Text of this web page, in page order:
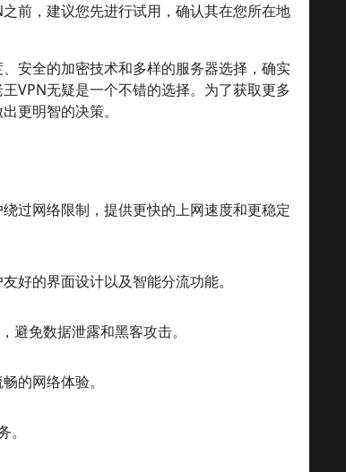
前，建议您先进行试用，确认其在您所在地
安全的加密技术和多样的服务器选择，确实
VPN无疑是一个不错的选择。为了获取更多
更明智的决策。
过网络限制，提供更快的上网速度和更稳定
好的界面设计以及智能分流功能。
避免数据泄露和黑客攻击。
的网络体验。